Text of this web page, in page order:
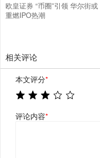
欧皇证券 “币圈”引领 华尔街或
重燃IPO热潮
相关评论
本文评分*
评论内容*